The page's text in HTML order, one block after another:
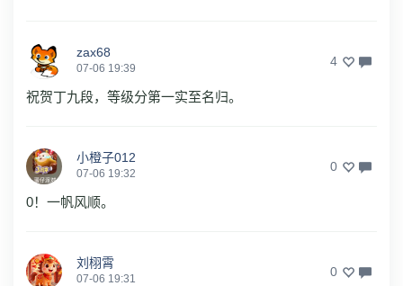
zax68
07-06 19:39 4
祝贺丁九段，等级分第一实至名归。
小橙子012
07-06 19:32 0
0！一帆风顺。
刘栩霄
07-06 19:31 0